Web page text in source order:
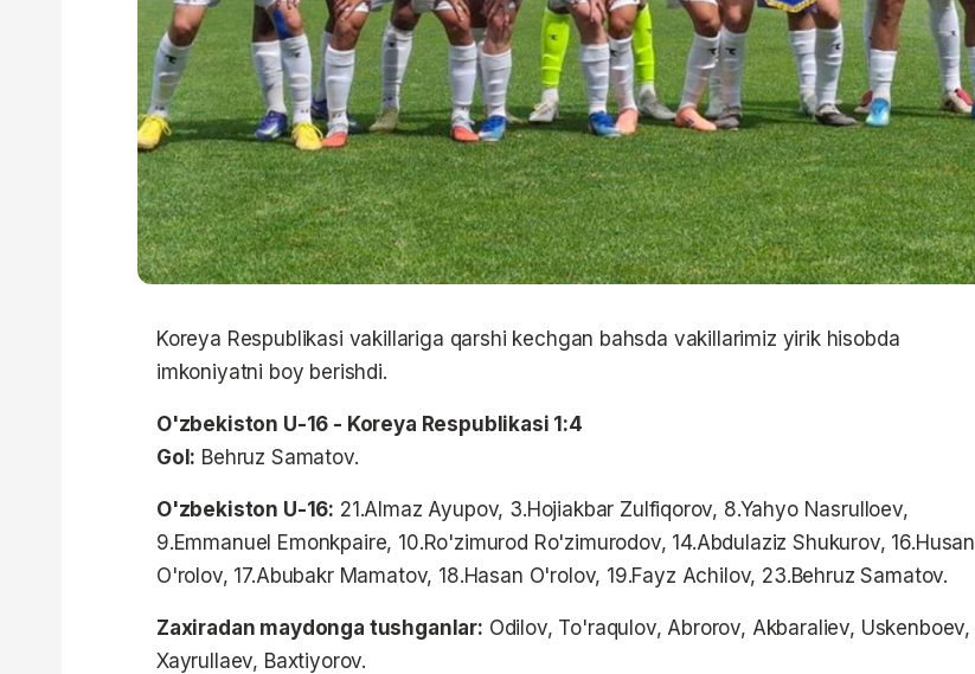
Koreya Respublikasi vakillariga qarshi kechgan bahsda vakillarimiz yirik hisobda
imkoniyatni boy berishdi.
O'zbekiston U-16 - Koreya Respublikasi 1:4
Gol: Behruz Samatov.
O'zbekiston U-16: 21.Almaz Ayupov, 3.Hojiakbar Zulfiqorov, 8.Yahyo Nasrulloev,
9.Emmanuel Emonkpaire, 10.Ro'zimurod Ro'zimurodov, 14.Abdulaziz Shukurov, 16.Husan
O'rolov, 17.Abubakr Mamatov, 18.Hasan O'rolov, 19.Fayz Achilov, 23.Behruz Samatov.
Zaxiradan maydonga tushganlar: Odilov, To'raqulov, Abrorov, Akbaraliev, Uskenboev,
Xayrullaev, Baxtiyorov.